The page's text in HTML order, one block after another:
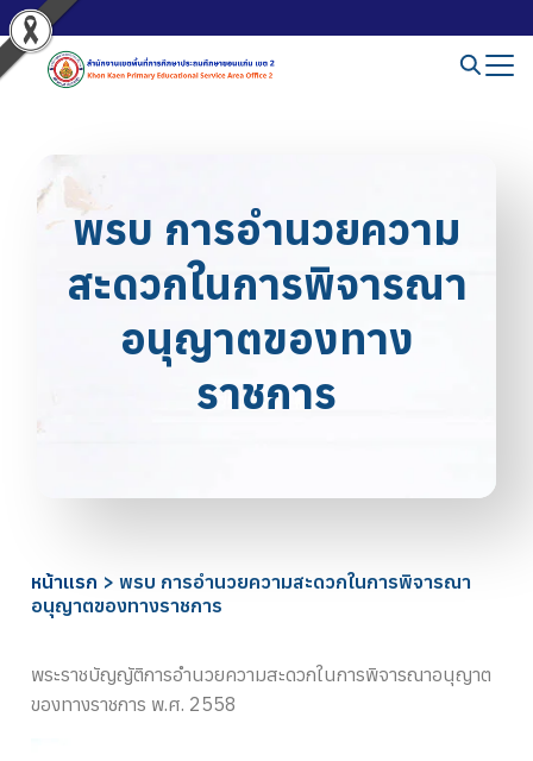
พรบ การอำนวยความ
สะดวกในการพิจารณา
อนุญาตของทาง
ราชการ
หน้าแรก > พรบ การอำนวยความสะดวกในการพิจารณา
อนุญาตของทางราชการ
พระราชบัญญัติการอำนวยความสะดวกในการพิจารณาอนุญาต
ของทางราชการ พ.ศ. 2558